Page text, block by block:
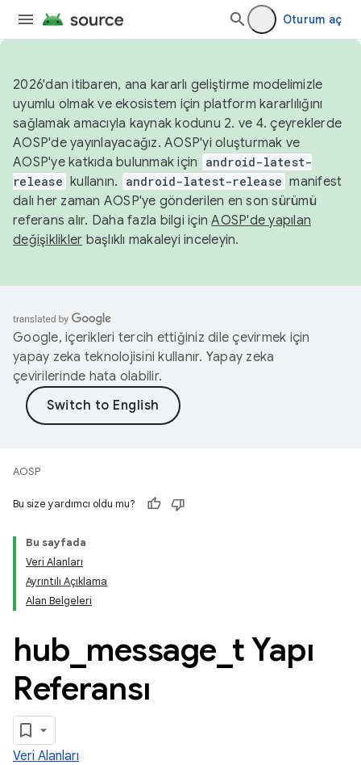
Oturum aç
2026'dan itibaren, ana kararlı geliştirme modelimizle
uyumlu olmak ve ekosistem için platform kararlılığını
sağlamak amacıyla kaynak kodunu 2. ve 4. çeyreklerde
AOSP'de yayınlayacağız. AOSP'yi oluşturmak ve
AOSP'ye katkıda bulunmak için
android-latest-
release kullanın. android-latest-release manifest
dalı her zaman AOSP'ye gönderilen en son sürümü
referans alır. Daha fazla bilgi içinAOSP'de yapılan
değişiklikler başlıklı makaleyi inceleyin.
Google, içerikleri tercih ettiğiniz dile çevirmek için
yapay zeka teknolojisini kullanır. Yapay zeka
çevirilerinde hata olabilir.
AOSP
Bu size yardımcı oldu mu?
Bu sayfada
Veri Alanları
Ayrıntılı Açıklama
Alan Belgeleri
hub message t Yapı
Referansı
Veri Alanları